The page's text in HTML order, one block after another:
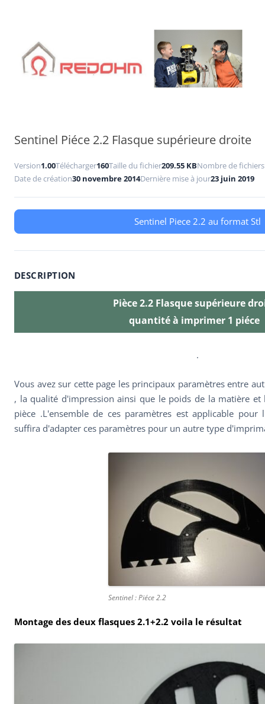
Sentinel Piéce 2.2 Flasque supérieure droite
Version1.00Télécharger160Taille du fichier209.55 KBNombre de fichiers
Date de création30 novembre 2014Dernière mise à jour23 juin 2019
Sentinel Piece 2.2 au format Stl
DESCRIPTION
Pièce 2.2 Flasque supérieure
quantité à imprimer 1 piéce
.
Vous avez sur cette page les principaux paramètres entre
, la qualité d'impression ainsi que le poids de la matière
pièce .L'ensemble de ces paramètres est applicable
suffira d'adapter ces paramètres pour un autre type
Sentinel : Piéce 2.2
Montage des deux flasques 2.1+2.2 voila le résultat